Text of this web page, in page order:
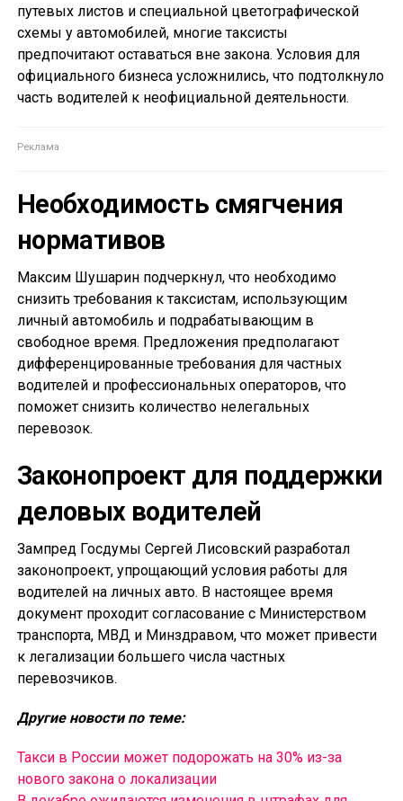
путевых листов и специальной цветографической
схемы у автомобилей, многие таксисты
предпочитают оставаться вне закона. Условия для
официального бизнеса усложнились, что подтолкнуло
часть водителей к неофициальной деятельности.
Необходимость смягчения
нормативов
Максим Шушарин подчеркнул, что необходимо
снизить требования к таксистам, использующим
личный автомобиль и подрабатывающим в
свободное время. Предложения предполагают
дифференцированные требования для частных
водителей и профессиональных операторов, что
поможет снизить количество нелегальных
перевозок.
Законопроект для поддержки
деловых водителей
Зампред Госдумы Сергей Лисовский разработал
законопроект, упрощающий условия работы для
водителей на личных авто. В настоящее время
документ проходит согласование с Министерством
транспорта, МВД и Минздравом, что может привести
к легализации большего числа частных
перевозчиков.
Другие новости по теме:
Такси в России может подорожать на 30% из-за
нового закона о локализации